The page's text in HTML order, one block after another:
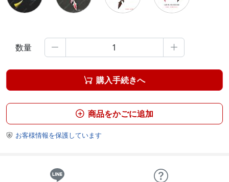
数量  
 購入手続きへ
 商品をかごに追加
 お客様情報を保護しています